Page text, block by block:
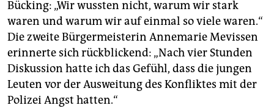
Bücking: „Wir wussten nicht, warum wir stark
waren und warum wir auf einmal so viele waren.“
Die zweite Bürgermeisterin Annemarie Mevissen
erinnerte sich rückblickend: „Nach vier Stunden
Diskussion hatte ich das Gefühl, dass die jungen
Leuten vor der Ausweitung des Konfliktes mit der
Polizei Angst hatten.“